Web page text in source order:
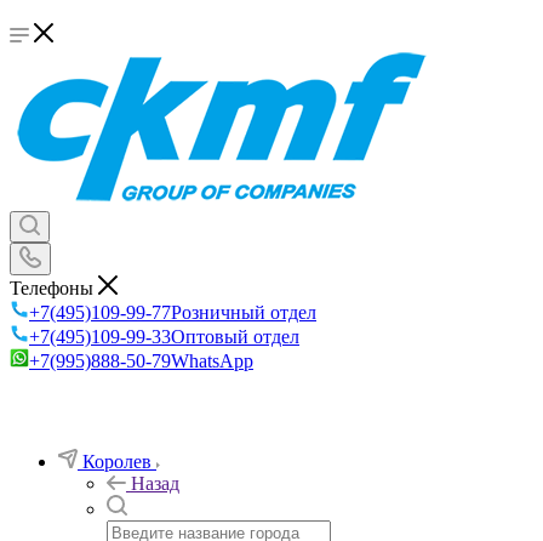
Телефоны
+7(495)109-99-77Розничный отдел
+7(495)109-99-33Оптовый отдел
+7(995)888-50-79WhatsApp
Королев
Назад